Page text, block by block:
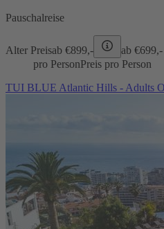
Pauschalreise
Alter Preisab €899,- ab €699,-
pro PersonPreis pro Person
TUI BLUE Atlantic Hills - Adults